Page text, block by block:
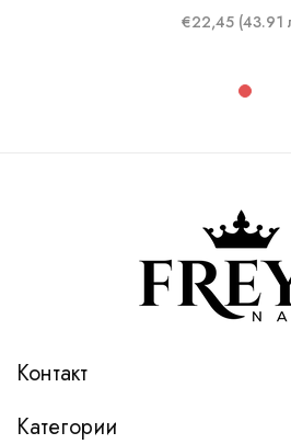
€22,45 (43.91
Контакт
Категории